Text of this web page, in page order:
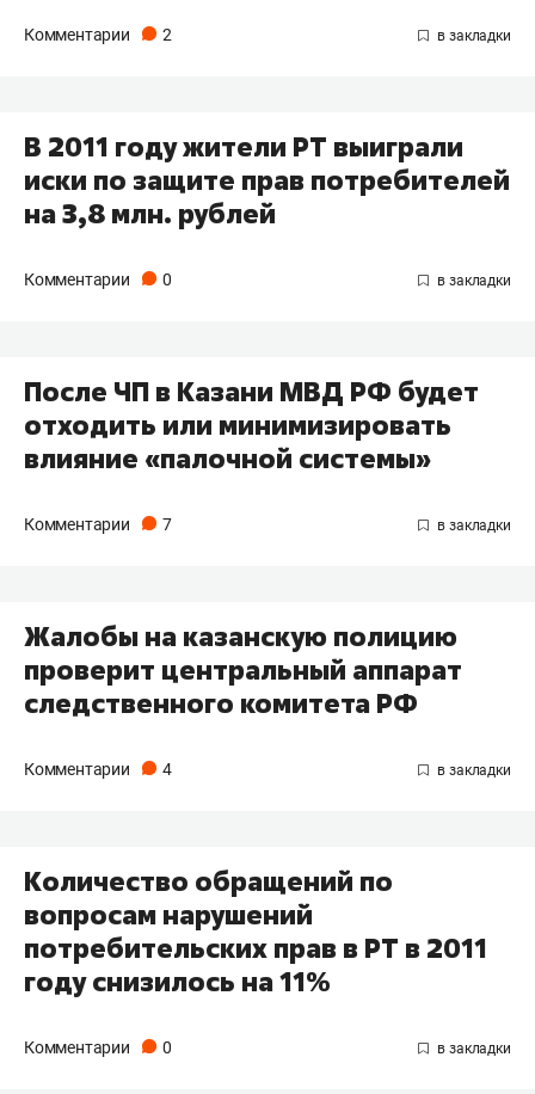
Комментарии 2
В 2011 году жители РТ выиграли
иски по защите прав потребителей
на 3,8 млн. рублей
Комментарии 0
После ЧП в Казани МВД РФ будет
отходить или минимизировать
влияние «палочной системы»
Комментарии 7
Жалобы на казанскую полицию
проверит центральный аппарат
следственного комитета РФ
Комментарии 4
Количество обращений по
вопросам нарушений
потребительских прав в РТ в 2011
году снизилось на 11%
Комментарии 0